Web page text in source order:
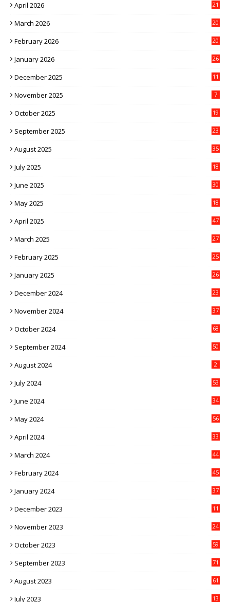
April 2026 21
March 2026 20
February 2026 20
January 2026 26
December 2025 11
November 2025 7
October 2025 19
September 2025 23
August 2025 35
July 2025 18
June 2025 30
May 2025 18
April 2025 47
March 2025 27
February 2025 25
January 2025 26
December 2024 23
November 2024 37
October 2024 68
September 2024 50
August 2024 2
July 2024 53
June 2024 34
May 2024 56
April 2024 33
March 2024 44
February 2024 45
January 2024 37
December 2023 11
November 2023 24
October 2023 59
September 2023 71
August 2023 61
July 2023
13